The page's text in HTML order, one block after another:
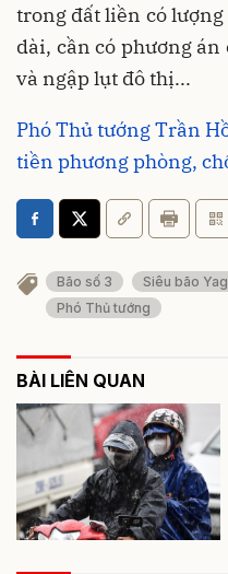
trong đất liền có
dài, cần có phương
và ngập lụt đô thị...
Phó Thủ tướng Trần
tiền phương phòng,
Bão số 3 Siêu bão
Phó Thủ tướng
BÀI LIÊN QUAN